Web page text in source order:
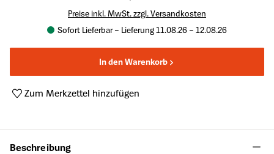
Preise inkl. MwSt. zzgl. Versandkosten
Sofort Lieferbar – Lieferung 11.08.26 – 12.08.26
In den Warenkorb
Zum Merkzettel hinzufügen
Beschreibung